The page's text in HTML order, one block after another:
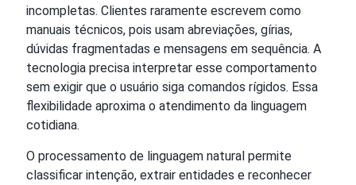
incompletas. Clientes raramente escrevem como
manuais técnicos, pois usam abreviações, gírias,
dúvidas fragmentadas e mensagens em sequência. A
tecnologia precisa interpretar esse comportamento
sem exigir que o usuário siga comandos rígidos. Essa
flexibilidade aproxima o atendimento da linguagem
cotidiana.
O processamento de linguagem natural permite
classificar intenção, extrair entidades e reconhecer